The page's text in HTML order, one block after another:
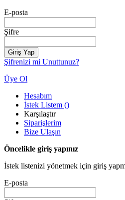
E-posta
Şifre
Giriş Yap
Şifrenizi mi Unuttunuz?
Üye Ol
Hesabım
İstek Listem ()
Karşılaştır
Siparişlerim
Bize Ulaşın
Öncelikle giriş yapınız
İstek listenizi yönetmek için giriş
E-posta